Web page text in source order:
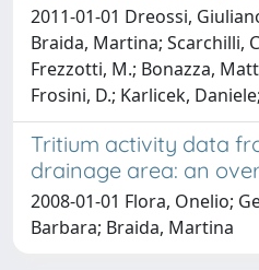
2011-01-01 Dreossi,
Braida, Martina; Scarchilli,
Frezzotti, M.; Bonazza,
Frosini, D.; Karlicek,
Tritium activity data
drainage area: an
2008-01-01 Flora, Onelio;
Barbara; Braida, Martina